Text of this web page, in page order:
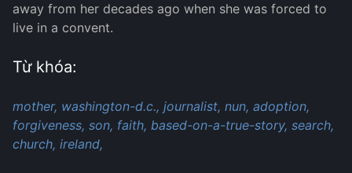
away from her decades ago when she was forced to
live in a convent.
Từ khóa:
mother, washington-d.c., journalist, nun, adoption,
forgiveness, son, faith, based-on-a-true-story, search,
church, ireland,